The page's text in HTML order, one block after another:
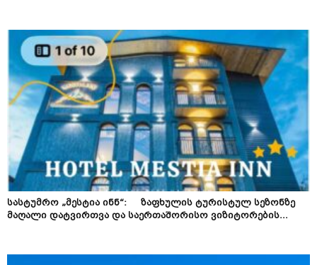
სასტუმრო „მესტია ინნ“: ზაფხულის ტურისტულ სეზონზე
მაღალი დატვირთვა და საერთაშორისო ვიზიტორების...